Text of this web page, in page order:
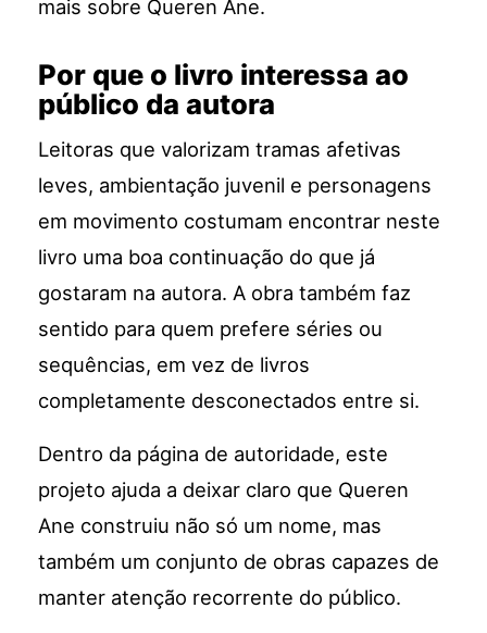
mais sobre Queren Ane.
Por que o livro interessa ao
público da autora
Leitoras que valorizam tramas afetivas
leves, ambientação juvenil e personagens
em movimento costumam encontrar neste
livro uma boa continuação do que já
gostaram na autora. A obra também faz
sentido para quem prefere séries ou
sequências, em vez de livros
completamente desconectados entre si.
Dentro da página de autoridade, este
projeto ajuda a deixar claro que Queren
Ane construiu não só um nome, mas
também um conjunto de obras capazes de
manter atenção recorrente do público.